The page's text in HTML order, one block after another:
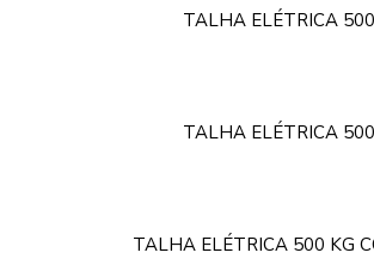
TALHA ELÉTRICA
TALHA ELÉTRICA
TALHA ELÉTRICA 500 KG